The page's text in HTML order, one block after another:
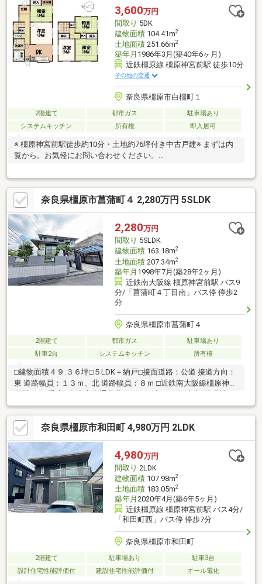
を発信しております。まずは、物件を見るだけでも大歓迎です！
時間をかけて自分に合った家はどんな家なのか、一緒に探して行
きましょう！◆お問合せお待ちしております◆
3,600万円
間取り 5DK
建物面積104.41m2
土地面積251.66m2
築年月 1986年3月(築40年6ヶ月)
近鉄橿原線 橿原神宮前駅 徒歩10分
その他の交通
奈良県橿原市白橿町１
2階建て 都市ガス
駐車場あり
システムキッチン
所有権 即入居可
※ 橿原神宮前駅徒歩約10分・土地約76坪付き中古戸建※ まずは内
覧から。お気軽にお問い合わせください。
月々の返済額９９，５４０円～ ≪家賃より安く購入可能≫※変
動優遇金利0.875％、35年返済、自己資金0円、借入3600万円の場
合■頭金０円でも購入可 ■ボーナス返済なし当社提携銀行にて住
宅ローン金利が大幅優遇受けられます■掲載されていない物件も
多数ございます。お家探しは住宅情報量豊富なセンチュリー２１
関西不動産販売にお任せ下さい！まずは「0745-44-8681」まで、
お気軽にお電話下さい。
奈良県橿原市菖蒲町４ 2,280万円 5SLDK
2,280万円
間取り 5SLDK
建物面積163.18m2
土地面積207.34m2
築年月 1998年7月(築28年2ヶ月)
近鉄南大阪線 橿原神宮前駅 バス9
分/「菖蒲町４丁目南」バス停 停歩2
分
奈良県橿原市菖蒲町４
2階建て 都市ガス
駐車場あり
駐車2台
システムキッチン 所有権
□建物面積４９.３６坪□５LDK＋納戸□接面道路：公道 接道方向：
東 道路幅員：１３ｍ、北 道路幅員：８ｍ □近鉄南大阪線橿原神宮
の内覧をご希望のお客様は、近鉄不動産株式会社、八木営業所担
当：竹田（たけだ）までご連絡をお願い申しあげます。フリーコ
ール：０１２０－１３５－７４１お気軽にお問い合わせお待ちし
ております。
奈良県橿原市和田町 4,980万円 2LDK
4,980万円
間取り 2LDK
建物面積107.98m2
土地面積183.05m2
築年月 2020年4月(築6年5ヶ月)
近鉄橿原線 橿原神宮前駅 バス4分/
「和田町西」バス停 停歩7分
奈良県橿原市和田町
2階建て 駐車場あり
駐車3台
設計住宅性能評価付
建設住宅性能評価付 オール電化